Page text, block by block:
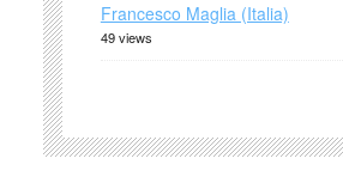
Francesco Maglia (Italia)
49 views